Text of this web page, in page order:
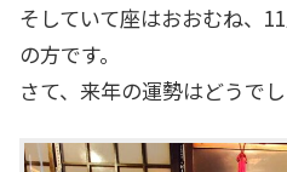
そしていて座はおおむね、
の方です。
さて、来年の運勢はどうで